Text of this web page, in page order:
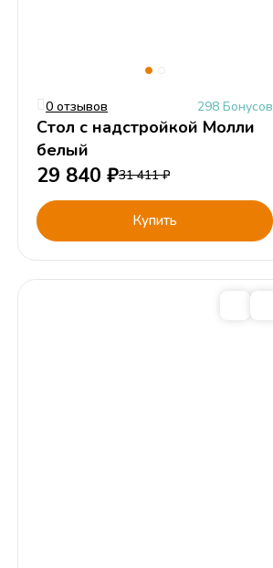
0 отзывов 298 Бонусов
Стол с надстройкой Молли
белый
29 840 ₽31 411₽
Купить